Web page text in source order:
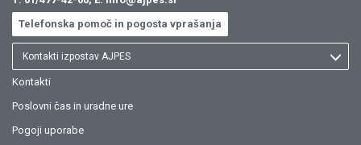
Telefonska pomoč in pogosta vprašanja
Kontakti izpostav AJPES
Kontakti
Poslovni čas in uradne ure
Pogoji uporabe